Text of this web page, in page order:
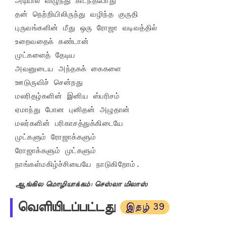
தன் நெற்றியிலிருந்து வழிந்த குருதி
புருவங்களின் மீது ஒரு ரோஜா வடிவத்தில்
உறைவதைக் கண்டான்
முட்களைத் தேடிய
அவனுடைய அந்தகக் கைகளை
ஊடுருவிச் சென்றது
மலரிதழ்களின் இனிய ஸ்பரிசம்
ஏமாந்து போன புனிதன் அழுதான்
மலர்களின் பரிகாசத்துக்கிடையே
முட்களும் ரோஜாக்களும்
ரோஜாக்களும் முட்களும்
நாங்கள்மகிழ்ச்சியையே நாடுகிறோம்.
ஆங்கில மொழியாக்கம்: செஸ்லா மிலாஸ்
வெளியிடப்பட்டது இதழ் 39